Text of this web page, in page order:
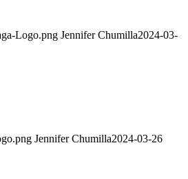
Logo.png Jennifer Chumilla2024-03-
Jennifer Chumilla2024-03-26